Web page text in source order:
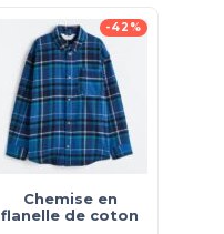
-42%
Chemise en
flanelle de coton